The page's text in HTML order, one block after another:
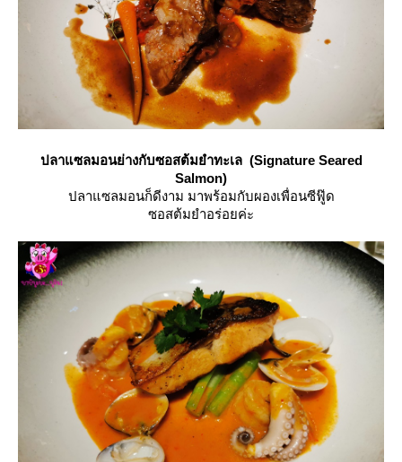
ปลาแซลมอนย่างกับซอสต้มยำทะเล (Signature Seared
Salmon)
ปลาแซลมอนก็ดีงาม มาพร้อมกับผองเพื่อนซีฟู๊ด
ซอสต้มยำอร่อยค่ะ